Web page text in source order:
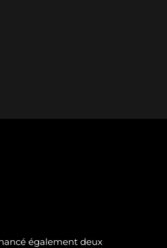
également deux